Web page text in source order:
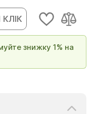
знижку 1% на